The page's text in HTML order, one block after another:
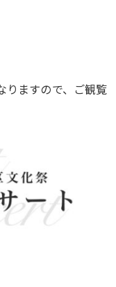
りますので、ご観覧